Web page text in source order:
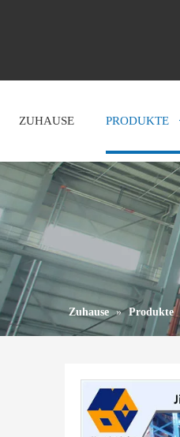
ZUHAUSE PRODUKTE
Zuhause » Produkte